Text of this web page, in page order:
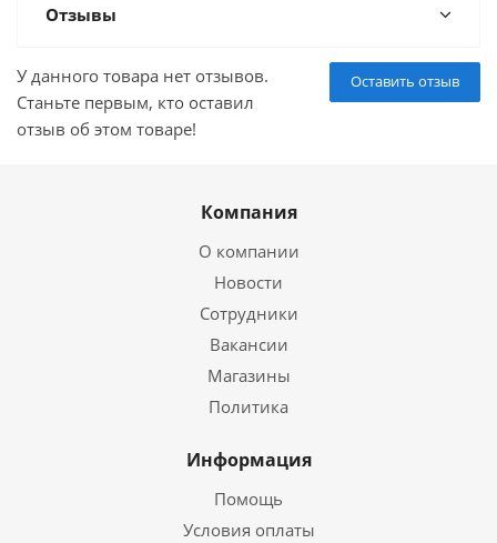
Отзывы
Оставить отзыв
У данного товара нет отзывов.
Станьте первым, кто оставил
отзыв об этом товаре!
Компания
О компании
Новости
Сотрудники
Вакансии
Магазины
Политика
Информация
Помощь
Условия оплаты